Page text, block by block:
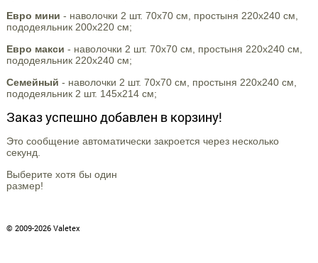
Евро мини - наволочки 2 шт. 70х70 см, простыня 220х240 см,
пододеяльник 200х220 см;
Евро макси - наволочки 2 шт. 70х70 см, простыня 220х240 см,
пододеяльник 220х240 см;
Семейный - наволочки 2 шт. 70х70 см, простыня 220х240 см,
пододеяльник 2 шт. 145х214 см;
Заказ успешно добавлен в корзину!
Это сообщение автоматически закроется через несколько
секунд.
Выберите хотя бы один
размер!
© 2009-2026 Valetex